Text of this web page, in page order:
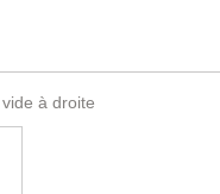
à droite